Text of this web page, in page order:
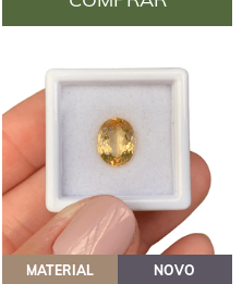
MATERIAL NOVO